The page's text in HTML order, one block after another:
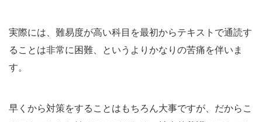
実際には、難易度が高い科目を最初からテキストで通読す
ることは非常に困難、というよりかなりの苦痛を伴いま
す。
早くから対策をすることはもちろん大事ですが、だからこ